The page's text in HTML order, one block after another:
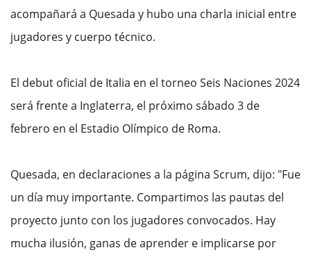
acompañará a Quesada y hubo una charla inicial entre
jugadores y cuerpo técnico.
El debut oficial de Italia en el torneo Seis Naciones 2024
será frente a Inglaterra, el próximo sábado 3 de
febrero en el Estadio Olímpico de Roma.
Quesada, en declaraciones a la página Scrum, dijo: "Fue
un día muy importante. Compartimos las pautas del
proyecto junto con los jugadores convocados. Hay
mucha ilusión, ganas de aprender e implicarse por